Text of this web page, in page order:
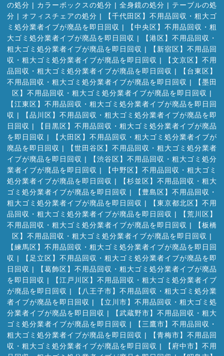
の処分 | カラーボックスの処分 | 全身鏡の処分 | テーブルの処
分 | オフィスチェアの処分 |
【千代田区】不用品回収・粗大ゴ
ミ処分業者イブが廃品を即日回収 |
【中央区】不用品回収・粗
大ゴミ処分業者イブが廃品を即日回収 |
【港区】不用品回収・
粗大ゴミ処分業者イブが廃品を即日回収 |
【新宿区】不用品回
収・粗大ゴミ処分業者イブが廃品を即日回収 |
【文京区】不用
品回収・粗大ゴミ処分業者イブが廃品を即日回収 |
【台東区】
不用品回収・粗大ゴミ処分業者イブが廃品を即日回収 |
【墨田
区】不用品回収・粗大ゴミ処分業者イブが廃品を即日回収 |
【江東区】不用品回収・粗大ゴミ処分業者イブが廃品を即日回
収 |
【品川区】不用品回収・粗大ゴミ処分業者イブが廃品を即
日回収 |
【目黒区】不用品回収・粗大ゴミ処分業者イブが廃品
を即日回収 |
【大田区】不用品回収・粗大ゴミ処分業者イブが
廃品を即日回収 |
【世田谷区】不用品回収・粗大ゴミ処分業者
イブが廃品を即日回収 |
【渋谷区】不用品回収・粗大ゴミ処分
業者イブが廃品を即日回収 |
【中野区】不用品回収・粗大ゴミ
処分業者イブが廃品を即日回収 |
【杉並区】不用品回収・粗大
ゴミ処分業者イブが廃品を即日回収 |
【豊島区】不用品回収・
粗大ゴミ処分業者イブが廃品を即日回収 |
【東京都北区】不用
品回収・粗大ゴミ処分業者イブが廃品を即日回収 |
【荒川区】
不用品回収・粗大ゴミ処分業者イブが廃品を即日回収 |
【板橋
区】不用品回収・粗大ゴミ処分業者イブが廃品を即日回収 |
【練馬区】不用品回収・粗大ゴミ処分業者イブが廃品を即日回
収 |
【足立区】不用品回収・粗大ゴミ処分業者イブが廃品を即
日回収 |
【葛飾区】不用品回収・粗大ゴミ処分業者イブが廃品
を即日回収 |
【江戸川区】不用品回収・粗大ゴミ処分業者イブ
が廃品を即日回収 |
【八王子市】不用品回収・粗大ゴミ処分業
者イブが廃品を即日回収 |
【立川市】不用品回収・粗大ゴミ処
分業者イブが廃品を即日回収 |
【武蔵野市】不用品回収・粗大
ゴミ処分業者イブが廃品を即日回収 |
【三鷹市】不用品回収・
粗大ゴミ処分業者イブが廃品を即日回収 |
【青梅市】不用品回
収・粗大ゴミ処分業者イブが廃品を即日回収 |
【府中市】不用